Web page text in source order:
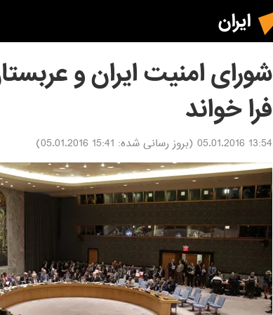
ایران
شورای امنیت ایران و
فرا خواند
13:54 05.01.2016 (بروز رسانی شده: 15:41 05.01.2016
)